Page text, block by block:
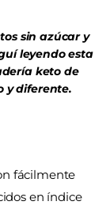
sin azúcar y
leyendo esta
keto de
y diferente.
fácilmente
en índice